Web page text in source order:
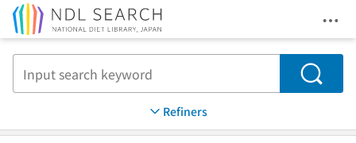
Search
Refiners